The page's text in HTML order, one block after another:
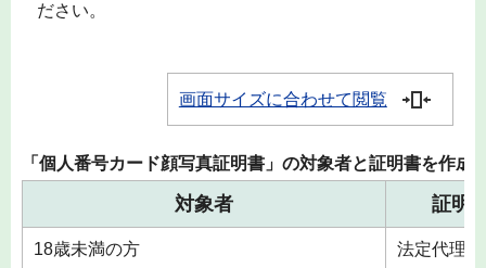
ださい。
画面サイズに合わせて閲覧
「個人番号カード顔写真証明書」の対象者と証明書を作成
対象者 証明
18歳未満の方 法定代理